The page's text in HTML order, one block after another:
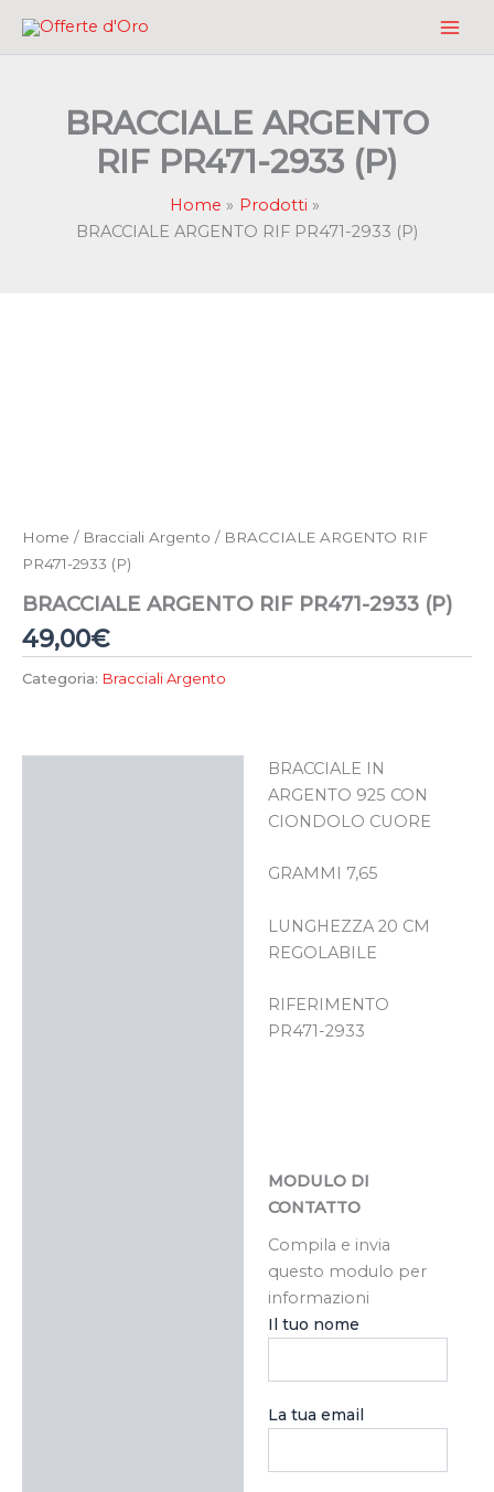
BRACCIALE ARGENTO
RIF PR471-2933 (P)
Home
Prodotti
BRACCIALE ARGENTO RIF PR471-2933 (P)
Home / Bracciali Argento / BRACCIALE ARGENTO RIF
PR471-2933 (P)
BRACCIALE ARGENTO RIF PR471-2933 (P)
49,00€
Categoria: Bracciali Argento
BRACCIALE IN
ARGENTO 925 CON
CIONDOLO CUORE
GRAMMI 7,65
LUNGHEZZA 20 CM
REGOLABILE
RIFERIMENTO
PR471-2933
MODULO DI
CONTATTO
Compila e invia
questo modulo per
informazioni
Il tuo nome
La tua email